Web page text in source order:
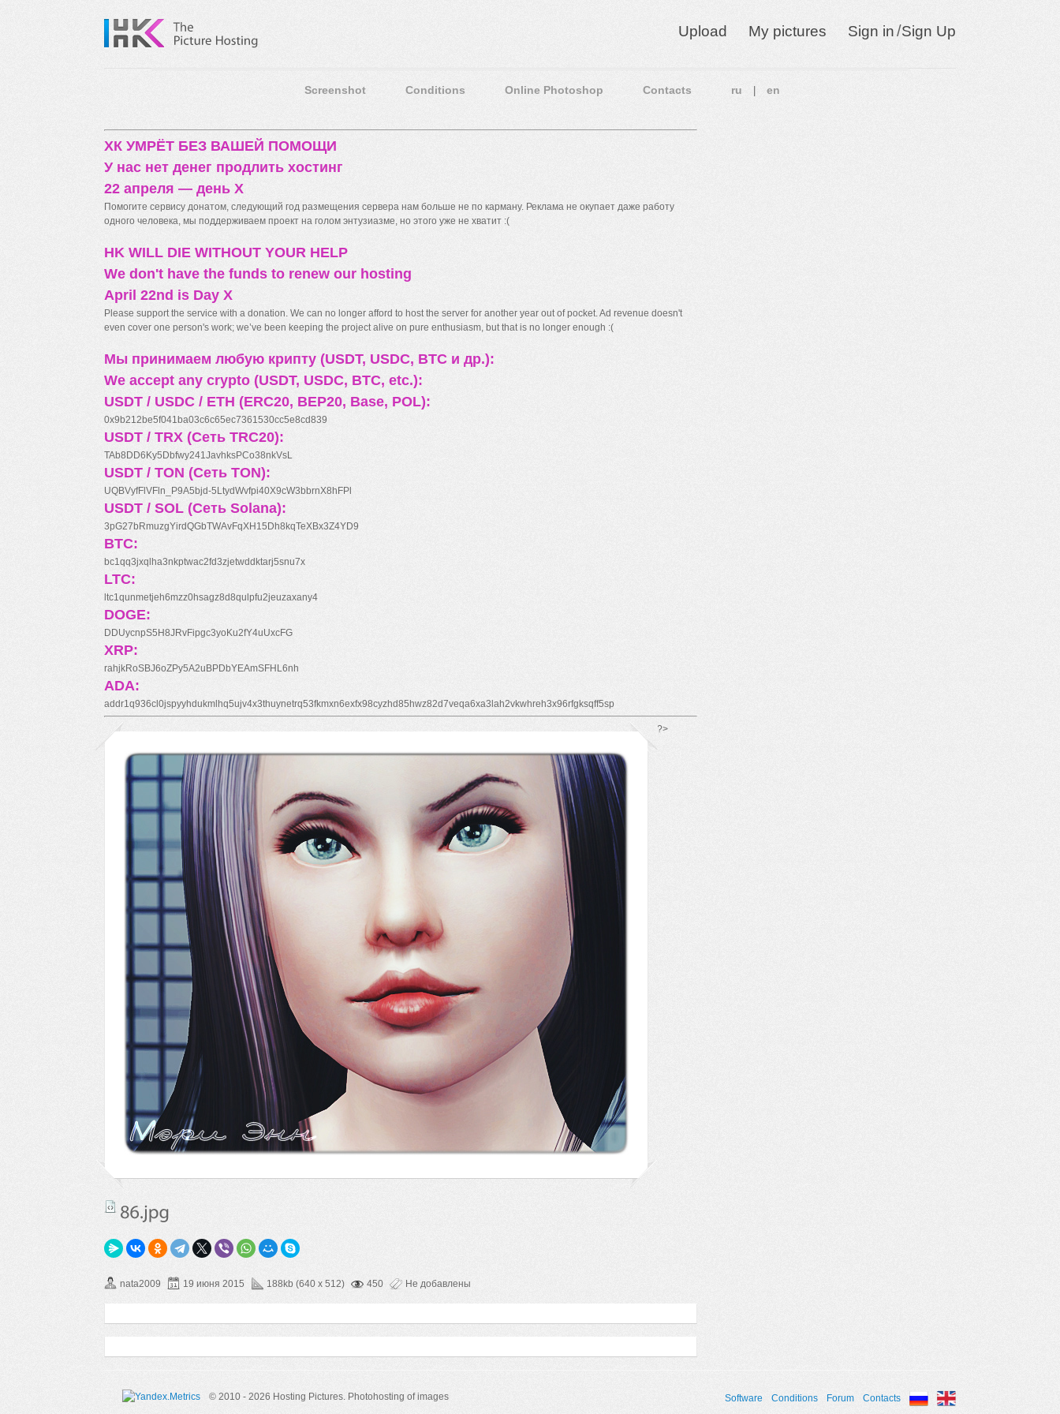
Upload My pictures Sign in/Sign Up
Screenshot Conditions Online Photoshop Contacts ru en
ХК УМРЁТ БЕЗ ВАШЕЙ ПОМОЩИ
У нас нет денег продлить хостинг
22 апреля — день X
Помогите сервису донатом, следующий год размещения сервера нам больше не по карману. Реклама не окупает даже работу
одного человека, мы поддерживаем проект на голом энтузиазме, но этого уже не хватит :(
HK WILL DIE WITHOUT YOUR HELP
We don't have the funds to renew our hosting
April 22nd is Day X
Please support the service with a donation. We can no longer afford to host the server for another year out of pocket. Ad revenue doesn't
even cover one person's work; we’ve been keeping the project alive on pure enthusiasm, but that is no longer enough :(
Мы принимаем любую крипту (USDT, USDC, BTC и др.):
We accept any crypto (USDT, USDC, BTC, etc.):
USDT / USDC / ETH (ERC20, BEP20, Base, POL):
0x9b212be5f041ba03c6c65ec7361530cc5e8cd839
USDT / TRX (Сеть TRC20):
TAb8DD6Ky5Dbfwy241JavhksPCo38nkVsL
USDT / TON (Сеть TON):
UQBVyfFlVFln_P9A5bjd-5LtydWvfpi40X9cW3bbrnX8hFPl
USDT / SOL (Сеть Solana):
3pG27bRmuzgYirdQGbTWAvFqXH15Dh8kqTeXBx3Z4YD9
BTC:
bc1qq3jxqlha3nkptwac2fd3zjetwddktarj5snu7x
LTC:
ltc1qunmetjeh6mzz0hsagz8d8qulpfu2jeuzaxany4
DOGE:
DDUycnpS5H8JRvFipgc3yoKu2fY4uUxcFG
XRP:
rahjkRoSBJ6oZPy5A2uBPDbYEAmSFHL6nh
ADA:
addr1q936cl0jspyyhdukmlhq5ujv4x3thuynetrq53fkmxn6exfx98cyzhd85hwz82d7veqa6xa3lah2vkwhreh3x96rfgksqff5sp
*/ ?>
nata2009 19 июня 2015 188kb (640 x 512) 450 Не добавлены
© 2010 - 2026 Hosting Pictures. Photohosting of images Software Conditions Forum Contacts